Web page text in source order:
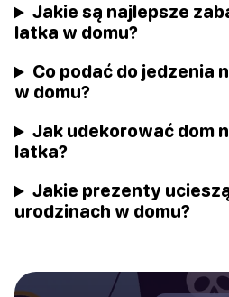
Jakie są najlepsze
latka w domu?
Co podać do jedzenia
w domu?
Jak udekorować dom
latka?
Jakie prezenty
urodzinach w domu?